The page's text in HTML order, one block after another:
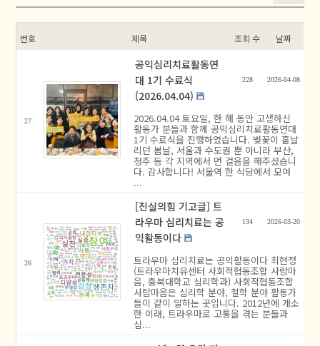
번호 제목 조회 수 날짜
27
공익심리치료활동연
대 1기 수료식
(2026.04.04)
228 2026-04-08
2026.04.04 토요일, 한 해 동안 고생하신
활동가 분들과 함께 공익심리치료활동연대
1기 수료식을 진행하였습니다. 벚꽃이 흩날
리던 봄날, 서울과 수도권 뿐 아니라 부산,
청주 등 각 지역에서 먼 걸음을 해주셨습니
다. 감사합니다! 서울역 한 식당에서 모여
...
26
[진실의힘 기고글] 트
라우마 심리치료는 공
익활동이다
134 2026-03-20
트라우마 심리치료는 공익활동이다 최현정
(트라우마치유센터 사회적협동조합 사람마
음, 충북대학교 심리학과) 사회적협동조합
사람마음은 심리학 분야, 철학 분야 활동가
들이 같이 일하는 곳입니다. 2012년에 개소
한 이래, 트라우마로 고통을 겪는 분들과
심...